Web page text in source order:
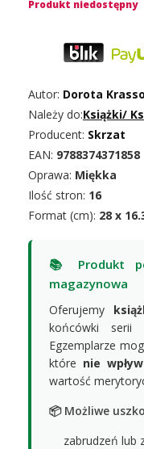
Autor: Dorota
Należy do:Książki/
Producent: Skrzat
EAN: 9788374371858
Oprawa: Miękka
Ilość stron: 16
Format (cm): 28 x
📚 Produkt
magazynowa
Oferujemy
końcówki
Egzemplarze
które nie
wartość
📦 Możliwe
zabrudzeń lub
Produkt niedostępny